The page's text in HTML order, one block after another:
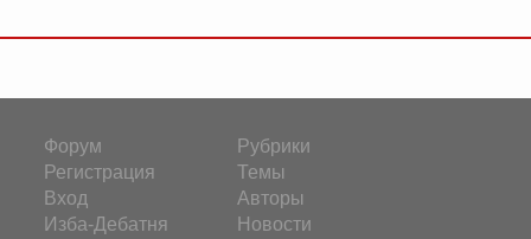
Форум
Регистрация
Вход
Изба-Дебатня
Рубрики
Темы
Авторы
Новости